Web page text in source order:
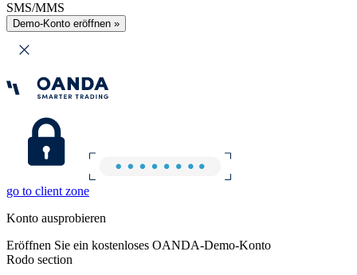
SMS/MMS
Demo-Konto eröffnen »
go to client zone
Konto ausprobieren
Eröffnen Sie ein kostenloses OANDA-Demo-Konto
Rodo section